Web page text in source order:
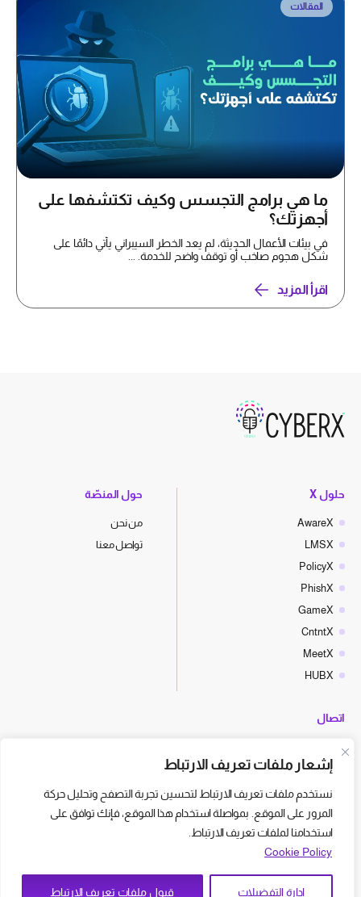
إشعار ملفات تعريف الارتباط
نستخدم ملفات تعريف الارتباط لتحسين تجربة التصفح وتحليل حركة
المرور على الموقع. بمواصلة استخدام هذا الموقع، فإنك توافق على
استخدامنا لملفات تعريف الارتباط.
Cookie Policy
إدارة التفضيلات قبول ملفات تعريف الارتباط
المقالات
ما هي برامج التجسس وكيف تكتشفها على
أجهزتك؟
في بيئات الأعمال الحديثة، لم يعد الخطر السيبراني يأتي دائمًا على
شكل هجوم صاخب أو توقف واضح للخدمة. ...
اقرأ المزيد
حلول X
AwareX
LMSX
PolicyX
PhishX
GameX
CntntX
MeetX
HUBX
حول المنصّة
من نحن
تواصل معنا
اتصال
hello@cyberx.world